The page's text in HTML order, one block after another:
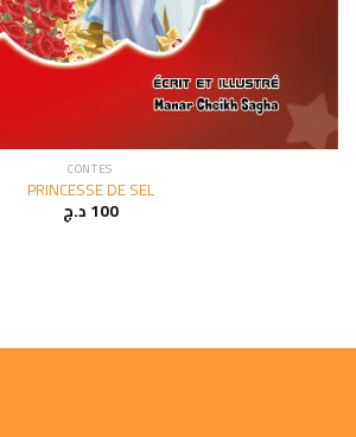
CONTES
PRINCESSE DE SEL
100د.ج